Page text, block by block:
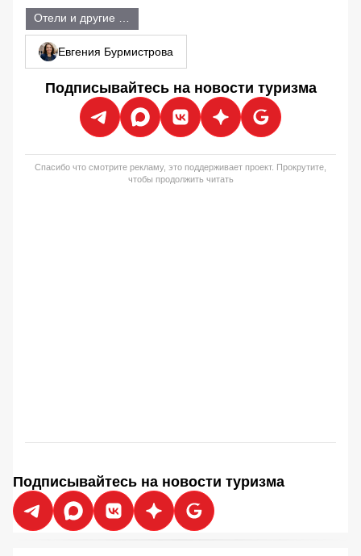
Евгения Бурмистрова
Подписывайтесь на новости туризма
Спасибо что смотрите рекламу, это поддерживает проект. Прокрутите,
чтобы продолжить читать
Подписывайтесь на новости туризма